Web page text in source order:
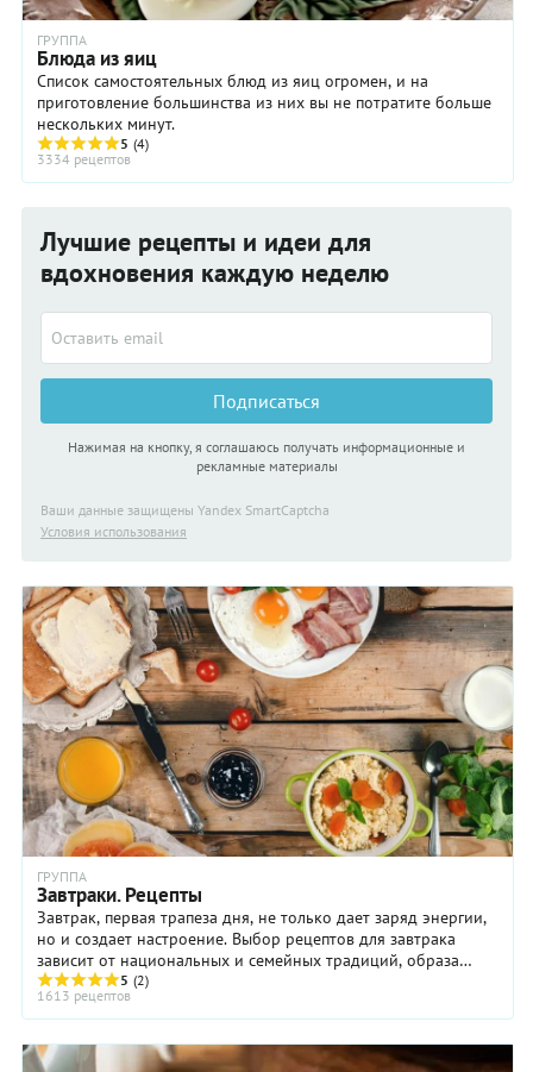
ГРУППА
Блюда из яиц
Список самостоятельных блюд из яиц огромен, и на
приготовление большинства из них вы не потратите больше
нескольких минут.
5 (4)
3334 рецептов
Лучшие рецепты и идеи для
вдохновения каждую неделю
Подписаться
Нажимая на кнопку, я соглашаюсь получать информационные и
рекламные материалы
Ваши данные защищены Yandex SmartCaptcha
Условия использования
ГРУППА
Завтраки. Рецепты
Завтрак, первая трапеза дня, не только дает заряд энергии,
но и создает настроение. Выбор рецептов для завтрака
зависит от национальных и семейных традиций, образа
5 (2)
1613 рецептов